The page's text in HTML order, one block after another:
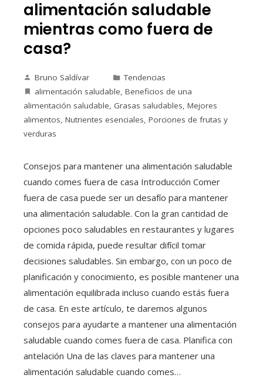
alimentación saludable
mientras como fuera de
casa?
Bruno Saldívar
Tendencias
alimentación saludable, Beneficios de una
alimentación saludable, Grasas saludables, Mejores
alimentos, Nutrientes esenciales, Porciones de frutas y
verduras
Consejos para mantener una alimentación saludable
cuando comes fuera de casa Introducción Comer
fuera de casa puede ser un desafío para mantener
una alimentación saludable. Con la gran cantidad de
opciones poco saludables en restaurantes y lugares
de comida rápida, puede resultar difícil tomar
decisiones saludables. Sin embargo, con un poco de
planificación y conocimiento, es posible mantener una
alimentación equilibrada incluso cuando estás fuera
de casa. En este artículo, te daremos algunos
consejos para ayudarte a mantener una alimentación
saludable cuando comes fuera de casa. Planifica con
antelación Una de las claves para mantener una
alimentación saludable cuando comes…